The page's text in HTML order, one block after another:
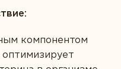
компонентом